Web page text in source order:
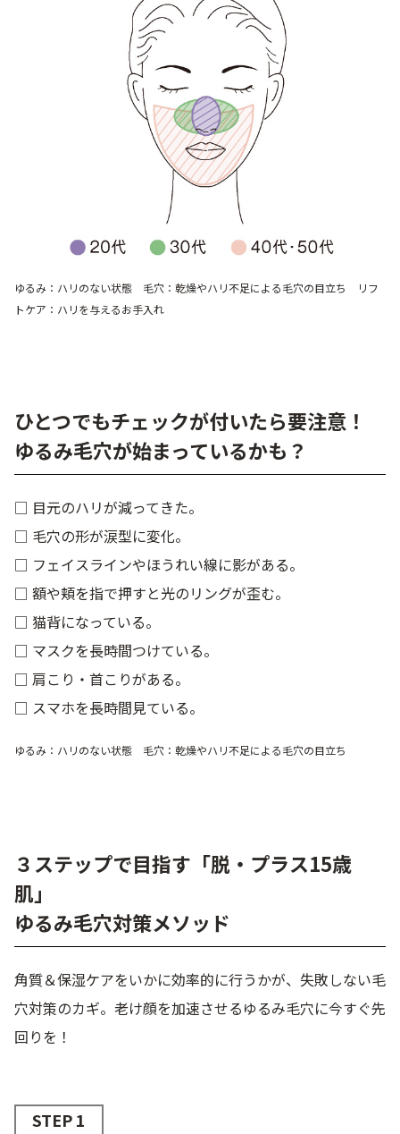
ゆるみ：ハリのない状態 毛穴：乾燥やハリ不足による毛穴の目立ち リフ
トケア：ハリを与えるお手入れ
ひとつでもチェックが付いたら要注意！
ゆるみ毛穴が始まっているかも？
□ 目元のハリが減ってきた。
□ 毛穴の形が涙型に変化。
□ フェイスラインやほうれい線に影がある。
□ 額や頬を指で押すと光のリングが歪む。
□ 猫背になっている。
□ マスクを長時間つけている。
□ 肩こり・首こりがある。
□ スマホを長時間見ている。
ゆるみ：ハリのない状態 毛穴：乾燥やハリ不足による毛穴の目立ち
３ステップで目指す「脱・プラス15歳
肌」
ゆるみ毛穴対策メソッド
角質＆保湿ケアをいかに効率的に行うかが、失敗しない毛
穴対策のカギ。老け顔を加速させるゆるみ毛穴に今すぐ先
回りを！
STEP 1